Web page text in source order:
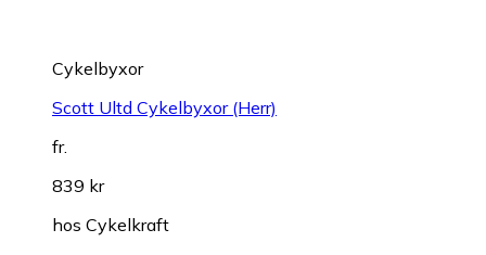
Cykelbyxor
Scott Ultd Cykelbyxor (Herr)
fr.
839 kr
hos Cykelkraft